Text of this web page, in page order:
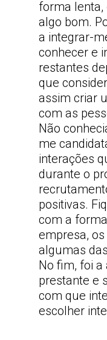
forma lenta,
algo bom.
a integrar-
conhecer e
restantes
que
assim criar
com as
Não
me
interações
durante o
positivas.
com a
empresa,
algumas
No fim, foi a
prestante e
com que
escolher